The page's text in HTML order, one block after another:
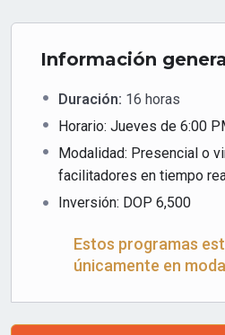
Información
Duración: 16 horas
Horario: Jueves de 6:00
Modalidad: Presencial o
facilitadores en tiempo
Inversión: DOP 6,500
Estos programas
únicamente en